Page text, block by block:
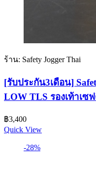
ร้าน: Safety Jogger Thai
[รับประกัน3เดือน]
LOW TLS รองเท้าเซ
฿3,400
Quick View
-28%